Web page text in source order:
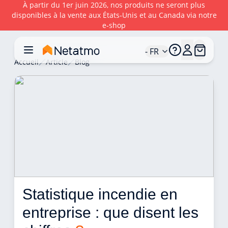
À partir du 1er juin 2026, nos produits ne seront plus
disponibles à la vente aux États‑Unis et au Canada via notre
e‑shop
- FR
Accueil Article Blog
Statistique incendie en
entreprise : que disent les